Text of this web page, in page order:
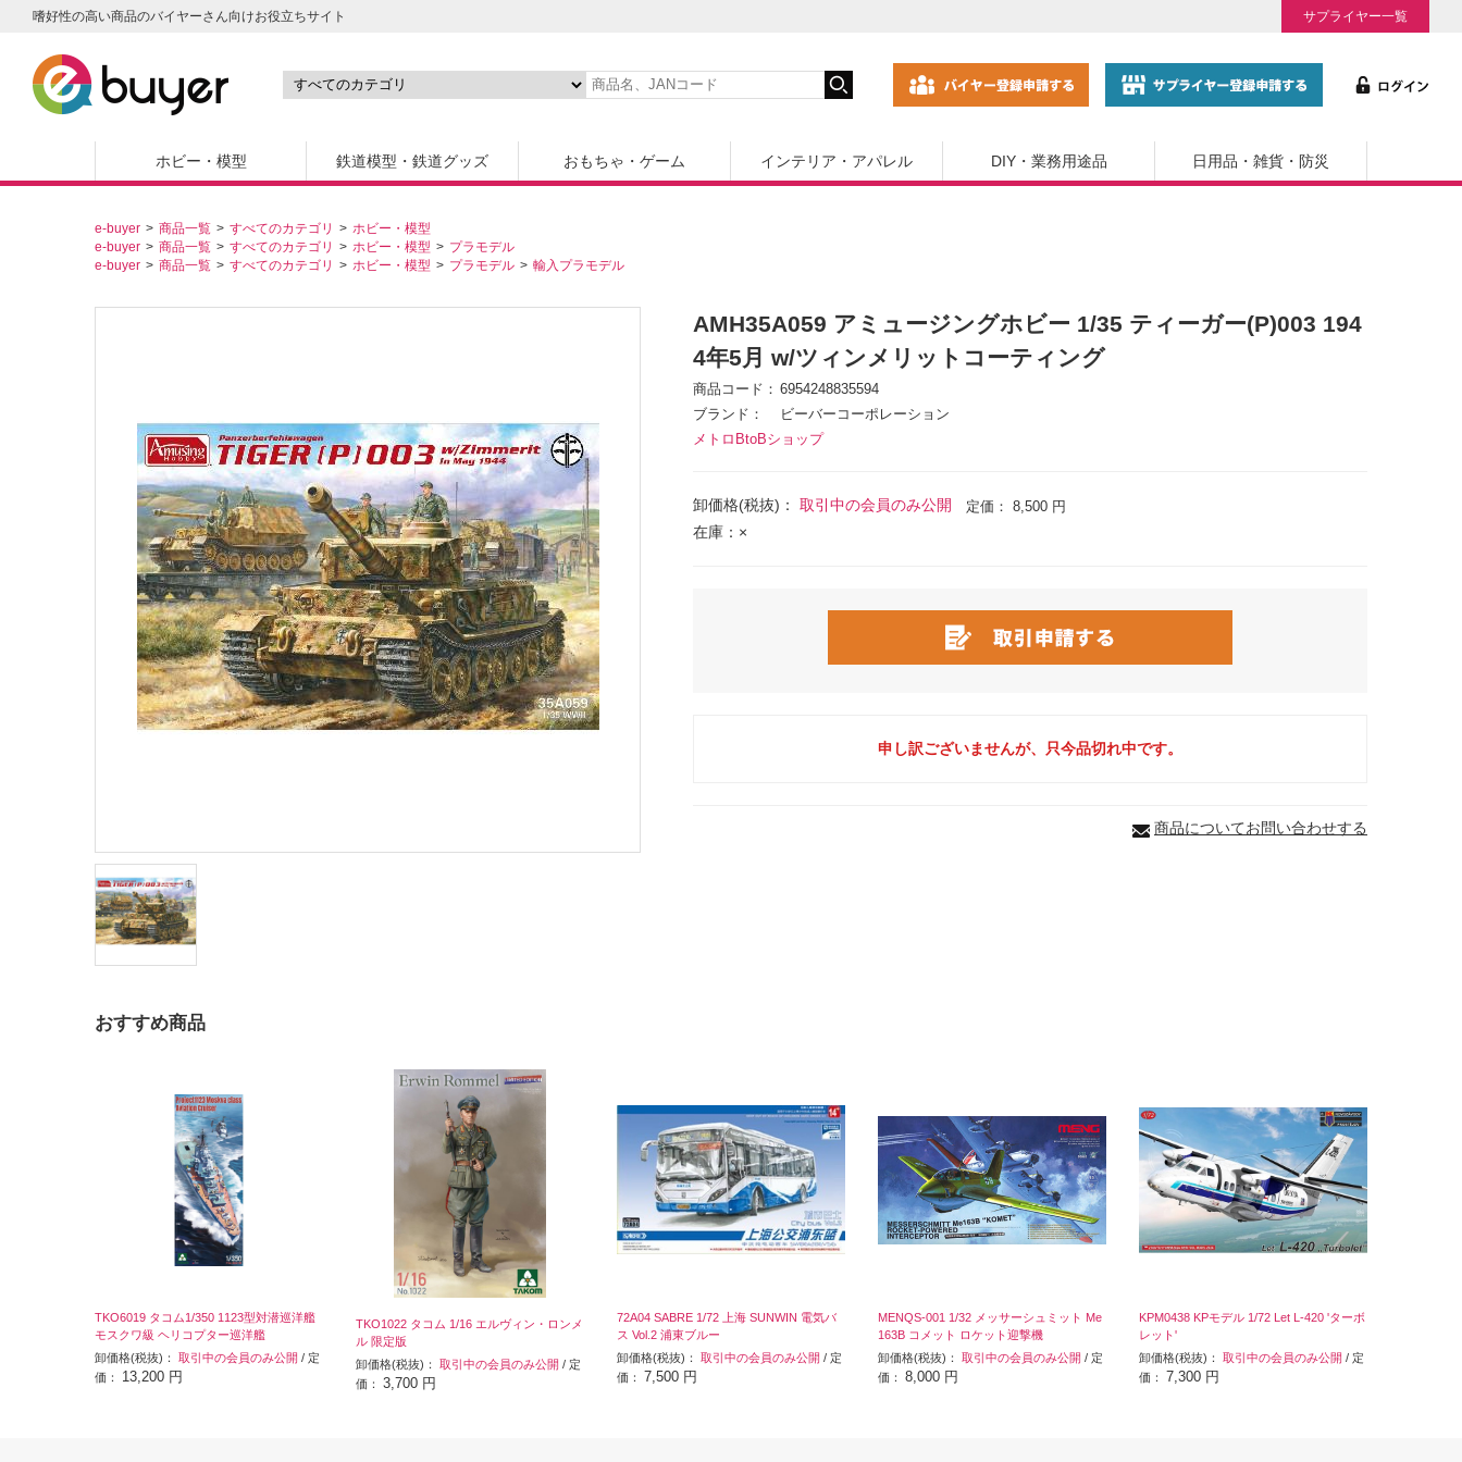
嗜好性の高い商品のバイヤーさん向けお役立ちサイト サプライヤー一覧
ホビー・模型 鉄道模型・鉄道グッズ おもちゃ・ゲーム インテリア・アパレル DIY・業務用途品 日用品・雑貨・防災
e-buyer 商品一覧 すべてのカテゴリ
ホビー・模型
e-buyer
商品一覧 すべてのカテゴリ ホビー・模型
プラモデル
e-buyer
商品一覧 すべてのカテゴリ ホビー・模型 プラモデル 輸入プラモデル
AMH35A059 アミュージングホビー 1/35 ティーガー(P)003 194
4年5月 w/ツィンメリットコーティング
商品コード
6954248835594
ブランド
ビーバーコーポレーション
メトロBtoBショップ
卸価格(税抜)： 取引中の会員のみ公開 定価： 8,500 円
在庫：×
申し訳ございませんが、只今品切れ中です。
商品についてお問い合わせする
おすすめ商品
TKO6019 タコム1/350 1123型対潜巡洋艦
モスクワ級 ヘリコプター巡洋艦
卸価格(税抜)： 取引中の会員のみ公開 / 定
価： 13,200 円
TKO1022 タコム 1/16 エルヴィン・ロンメ
ル 限定版
卸価格(税抜)： 取引中の会員のみ公開 / 定
価： 3,700 円
72A04 SABRE 1/72 上海 SUNWIN 電気バ
ス Vol.2 浦東ブルー
卸価格(税抜)： 取引中の会員のみ公開 / 定
価： 7,500 円
MENQS-001 1/32 メッサーシュミット Me
163B コメット ロケット迎撃機
卸価格(税抜)： 取引中の会員のみ公開 / 定
価： 8,000 円
KPM0438 KPモデル 1/72 Let L-420 'ターボ
レット'
卸価格(税抜)： 取引中の会員のみ公開 / 定
価： 7,300 円